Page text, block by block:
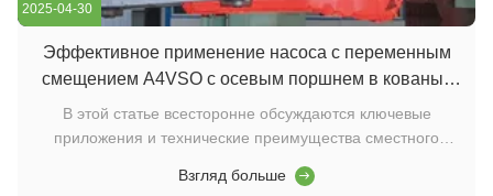
2025-04-30
Эффективное применение насоса с переменным
смещением A4VSO с осевым поршнем в кованых
растворах
В этой статье всесторонне обсуждаются ключевые
приложения и технические преимущества сместного
контрольного продукта в области гидравлических осевых
Взгляд больше